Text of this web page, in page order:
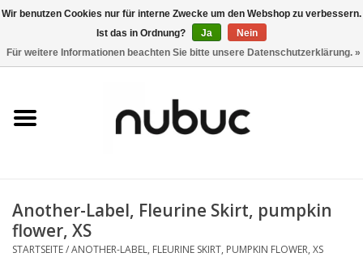
0 Artikel - CHF 0,00
Damen
Accessoires
Another-Label, Fleurine Skirt, pumpkin
flower, XS
STARTSEITE/ANOTHER-LABEL, FLEURINE SKIRT, PUMPKIN FLOWER, XS
Wir benutzen Cookies nur für interne Zwecke um den Webshop zu verbessern.
Ist das in Ordnung?
Ja
Nein
Für weitere Informationen beachten Sie bitte unsere Datenschutzerklärung. »